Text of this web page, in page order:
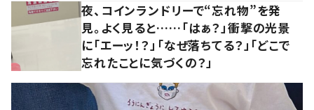
夜、コインランドリーで“忘れ物”を発
見。よく見ると……「はぁ？」衝撃の光景
に「エーッ！？」「なぜ落ちてる？」「どこで
忘れたことに気づくの？」